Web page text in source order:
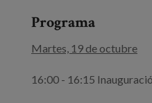
Programa
Martes, 19 de octubre
16:00 - 16:15